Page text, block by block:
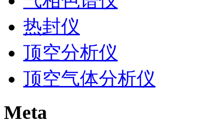
热封仪
顶空分析仪
顶空气体分析仪
Meta